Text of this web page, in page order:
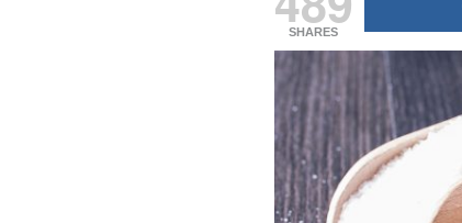
SHARES